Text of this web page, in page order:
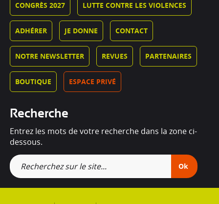
CONGRÈS 2027 LUTTE CONTRE LES VIOLENCES
ADHÉRER JE DONNE CONTACT
NOTRE NEWSLETTER REVUES PARTENAIRES
BOUTIQUE ESPACE PRIVÉ
Recherche
Entrez les mots de votre recherche dans la zone ci-
dessous.
Ok